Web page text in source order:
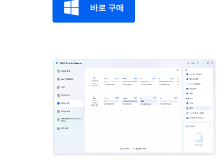
바로 구매